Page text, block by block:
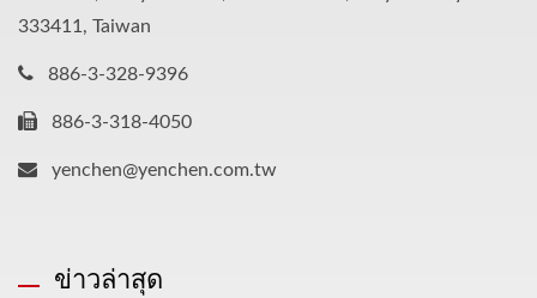
333411, Taiwan
886-3-328-9396
886-3-318-4050
yenchen@yenchen.com.tw
ข่าวล่าสุด